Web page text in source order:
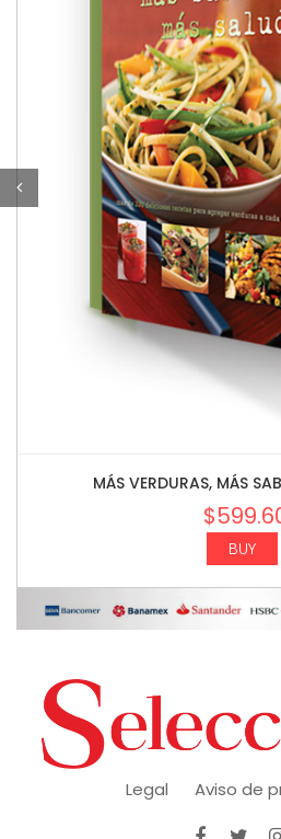
MÁS VERDURAS, MÁS
$
BUY
Legal Aviso de